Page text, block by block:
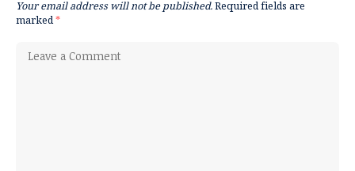
Your email address will not be published.Required fields are
marked*